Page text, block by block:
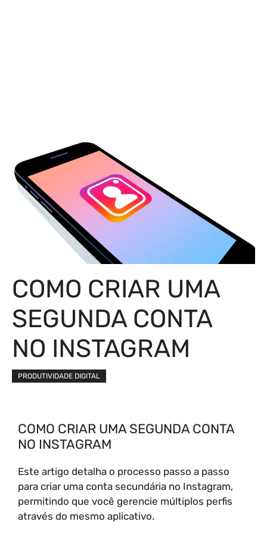
COMO CRIAR UMA
SEGUNDA CONTA
NO INSTAGRAM
PRODUTIVIDADE DIGITAL
COMO CRIAR UMA SEGUNDA CONTA
NO INSTAGRAM
Este artigo detalha o processo passo a passo
para criar uma conta secundária no Instagram,
permitindo que você gerencie múltiplos perfis
através do mesmo aplicativo.